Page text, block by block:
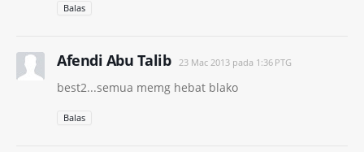
Balas
Afendi Abu Talib 23 Mac 2013 pada 1:36 PTG
best2...semua memg hebat blako
Balas